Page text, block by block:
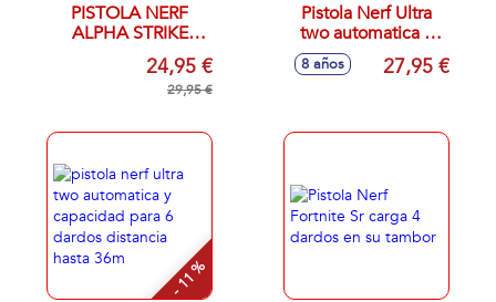
PISTOLA NERF
ALPHA STRIKE
TIGER
67,3X38,1X6,7 CM
24,95 €
29,95 €
Pistola Nerf Ultra
two automatica y
capacidad para 6
dardos distancia
8 años 27,95 €
- 11 %